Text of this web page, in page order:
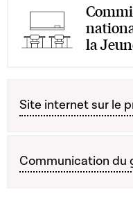
la
Site internet sur le
Communication du